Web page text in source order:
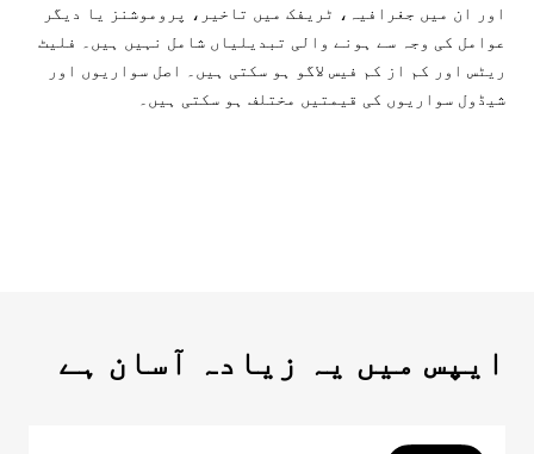
اور ان میں جغرافیہ، ٹریفک میں تاخیر، پروموشنز یا دیگر
عوامل کی وجہ سے ہونے والی تبدیلیاں شامل نہیں ہیں۔ فلیٹ
ریٹس اور کم از کم فیس لاگو ہو سکتی ہیں۔ اصل سواریوں اور
شیڈول سواریوں کی قیمتیں مختلف ہو سکتی ہیں۔
ایپس میں یہ زیادہ آسان ہے